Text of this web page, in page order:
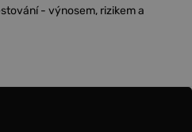
- výnosem, rizikem a